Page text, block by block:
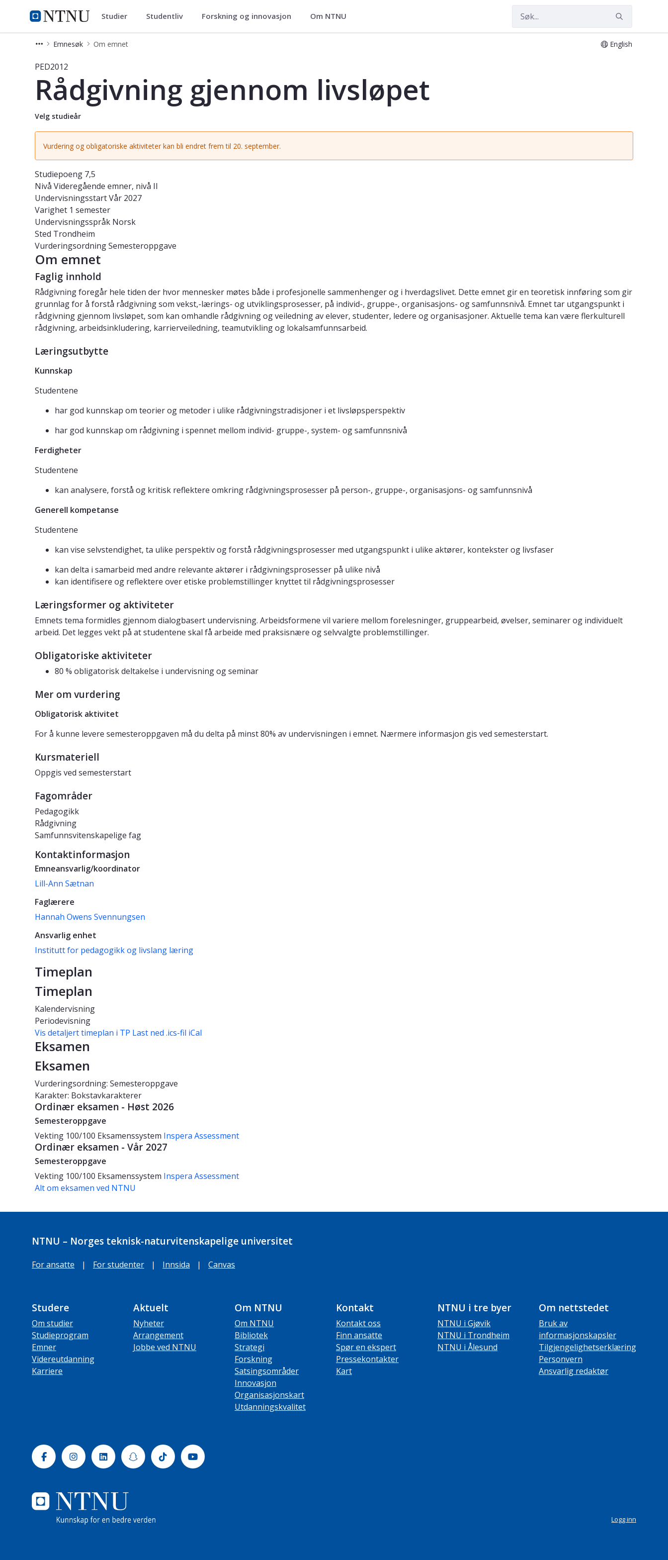
NTNU Hjemmeside
Studier Studier Studentliv Forskning og innovasjon Om NTNU
Emnesøk Om emnet English
Emne - Rådgivning gjennom livsløpet - PED2012
PED2012
Rådgivning gjennom livsløpet
Velg studieår
Vurdering og obligatoriske aktiviteter kan bli endret frem til 20. september.
Studiepoeng 7,5
Nivå Videregående emner, nivå II
UndervisningsstartVår 2027
Varighet 1 semester
Undervisningsspråk Norsk
Sted Trondheim
VurderingsordningSemesteroppgave
Om emnet
Faglig innhold
Rådgivning foregår hele tiden der hvor mennesker møtes både i profesjonelle sammenhenger og i hverdagslivet. Dette emnet gir en teoretisk innføring som gir
grunnlag for å forstå rådgivning som vekst,-lærings- og utviklingsprosesser, på individ-, gruppe-, organisasjons- og samfunnsnivå. Emnet tar utgangspunkt i
rådgivning gjennom livsløpet, som kan omhandle rådgivning og veiledning av elever, studenter, ledere og organisasjoner. Aktuelle tema kan være flerkulturell
rådgivning, arbeidsinkludering, karrierveiledning, teamutvikling og lokalsamfunnsarbeid.
Læringsutbytte
Kunnskap
Studentene
har god kunnskap om teorier og metoder i ulike rådgivningstradisjoner i et livsløpsperspektiv
har god kunnskap om rådgivning i spennet mellom individ- gruppe-, system- og samfunnsnivå
Ferdigheter
Studentene
kan analysere, forstå og kritisk reflektere omkring rådgivningsprosesser på person-, gruppe-, organisasjons- og samfunnsnivå
Generell kompetanse
Studentene
kan vise selvstendighet, ta ulike perspektiv og forstå rådgivningsprosesser med utgangspunkt i ulike aktører, kontekster og livsfaser
kan delta i samarbeid med andre relevante aktører i rådgivningsprosesser på ulike nivå
kan identifisere og reflektere over etiske problemstillinger knyttet til rådgivningsprosesser
Læringsformer og aktiviteter
Emnets tema formidles gjennom dialogbasert undervisning. Arbeidsformene vil variere mellom forelesninger, gruppearbeid, øvelser, seminarer og individuelt
arbeid. Det legges vekt på at studentene skal få arbeide med praksisnære og selvvalgte problemstillinger.
Obligatoriske aktiviteter
80 % obligatorisk deltakelse i undervisning og seminar
Mer om vurdering
Obligatorisk aktivitet
For å kunne levere semesteroppgaven må du delta på minst 80% av undervisningen i emnet. Nærmere informasjon gis ved semesterstart.
Kursmateriell
Oppgis ved semesterstart
Fagområder
Pedagogikk
Rådgivning
Samfunnsvitenskapelige fag
Kontaktinformasjon
Emneansvarlig/koordinator
Lill-Ann Sætnan
Faglærere
Hannah Owens Svennungsen
Ansvarlig enhet
Institutt for pedagogikk og livslang læring
Timeplan
Timeplan
Kalendervisning
Periodevisning
Vis detaljert timeplan i TP Last ned .ics-fil iCal
Eksamen
Eksamen
Vurderingsordning: Semesteroppgave
Karakter: Bokstavkarakterer
Ordinær eksamen - Høst 2026
Semesteroppgave
Vekting 100/100 Eksamenssystem Inspera Assessment
Ordinær eksamen - Vår 2027
Semesteroppgave
Vekting 100/100 Eksamenssystem Inspera Assessment
Alt om eksamen ved NTNU
NTNU – Norges teknisk-naturvitenskapelige universitet
For ansatte | For studenter | Innsida | Canvas
Studere
Om studier
Studieprogram
Emner
Videreutdanning
Karriere
Aktuelt
Nyheter
Arrangement
Jobbe ved NTNU
Om NTNU
Om NTNU
Bibliotek
Strategi
Forskning
Satsingsområder
Innovasjon
Organisasjonskart
Utdanningskvalitet
Kontakt
Kontakt oss
Finn ansatte
Spør en ekspert
Pressekontakter
Kart
NTNU i tre byer
NTNU i Gjøvik
NTNU i Trondheim
NTNU i Ålesund
Om nettstedet
Bruk av
informasjonskapsler
Tilgjengelighetserklæring
Personvern
Ansvarlig redaktør
FacebookInstagramLinkedinSnapchatTiktok Youtube
Logg inn